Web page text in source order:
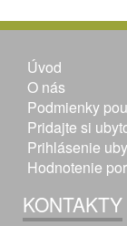
Úvod
O nás
Podmienky
Pridajte si
Prihlásenie
Hodnotenie
KONTAKTY